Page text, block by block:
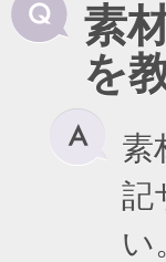
素
を
素
記
い